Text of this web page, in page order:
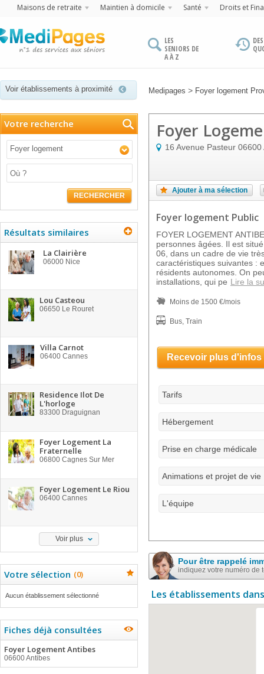
Maisons de retraite Maintien à domicile Santé Droits et
LES
SENIORS DE
A À Z
Voir établissements à proximité Medipages > Foyer logement
Votre recherche
Foyer logement
RECHERCHER
Résultats similaires
La Clairière
06000 Nice
Lou Casteou
06650 Le Rouret
Villa Carnot
06400 Cannes
Residence Ilot De
L'horloge
83300 Draguignan
Foyer Logement La
Fraternelle
06800 Cagnes Sur Mer
Foyer Logement Le Riou
06400 Cannes
Voir plus
Votre sélection (0)
Aucun établissement sélectionné
Fiches déjà consultées
Foyer Logement Antibes
06600 Antibes
Foyer
16 Avenue Pasteur 06600
Ajouter à ma sélection
Foyer logement Public
FOYER LOGEMENT
personnes âgées. Il est
06, dans un cadre de vie
caractéristiques suivantes :
résidents autonomes. On
installations, qui pe Lire la
Moins de 1500 €/mois
Bus, Train
Recevoir plus d'infos
Tarifs
Hébergement
Prise en charge médicale
Animations et projet de vie
L'équipe
Pour être rappelé
indiquez votre numéro de
Les établissements